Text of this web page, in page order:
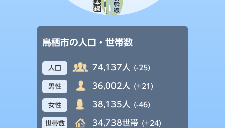
鳥栖市の人口・世帯数
人口 74,137人 (-25)
男性 36,002人 (+21)
女性 38,135人 (-46)
世帯数 34,738世帯 (+24)